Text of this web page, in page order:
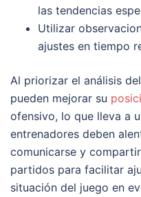
las tendencias
Utilizar
ajustes en tiempo
Al priorizar el análisis
pueden mejorar su
ofensivo, lo que lleva a
entrenadores deben
comunicarse y
partidos para facilitar
situación del juego en